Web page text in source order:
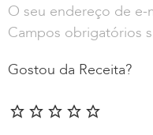
O seu endereço de e-
Campos obrigatórios
Gostou da Receita?